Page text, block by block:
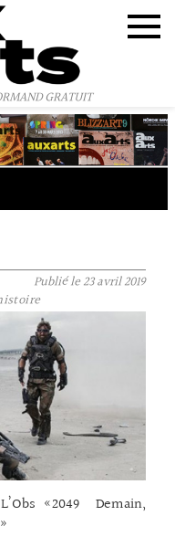
GRATUIT
Publié le23 avril 2019
«2049 Demain,